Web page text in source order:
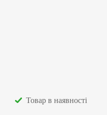
Товар в наявності